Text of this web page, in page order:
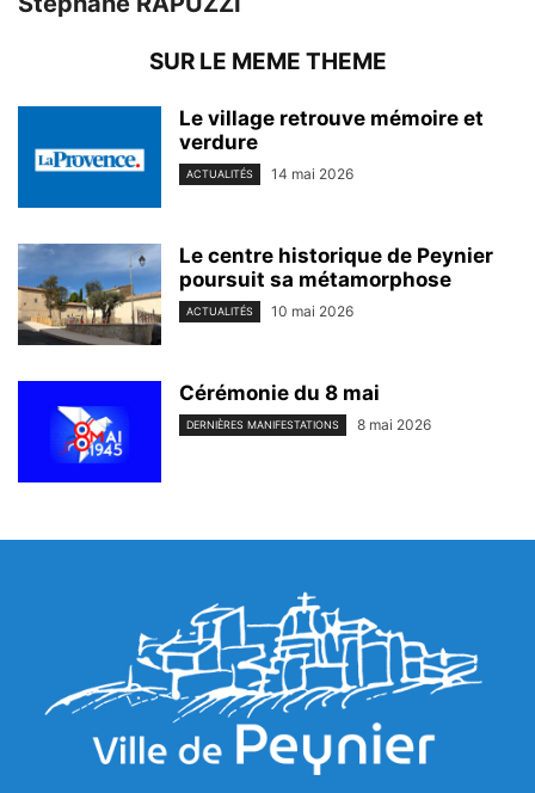
SUR LE MEME THEME
Le village retrouve mémoire et
verdure
ACTUALITÉS 14 mai 2026
Le centre historique de Peynier
poursuit sa métamorphose
ACTUALITÉS 10 mai 2026
Cérémonie du 8 mai
DERNIÈRES MANIFESTATIONS 8 mai 2026